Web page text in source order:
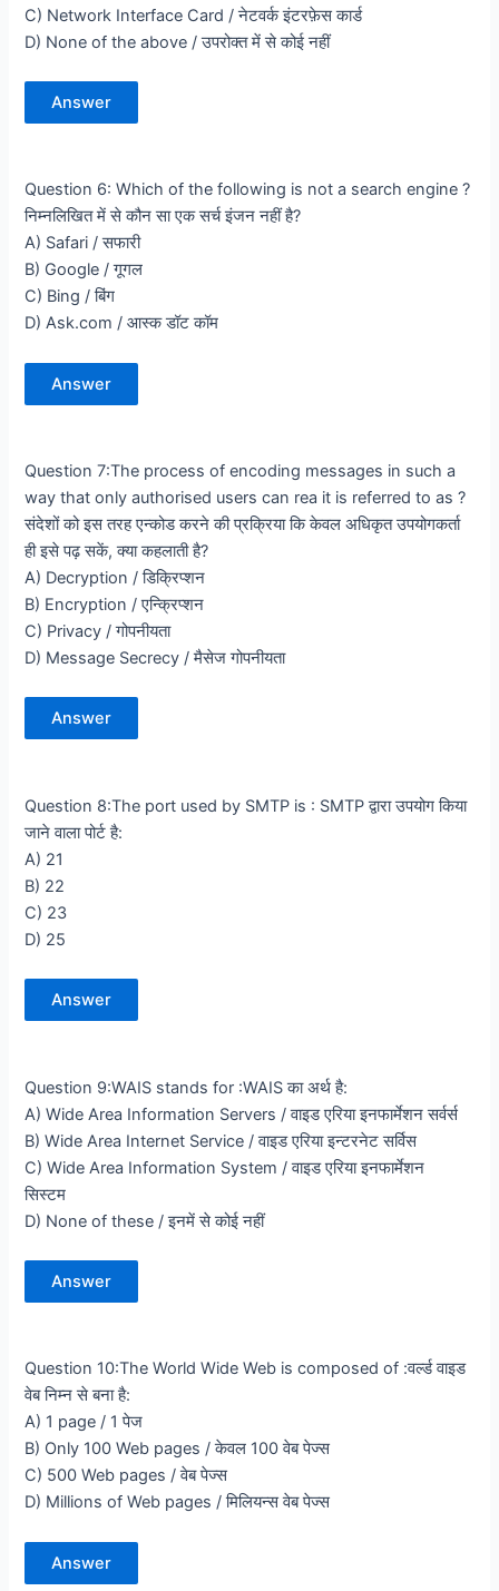
C) Network Interface Card / नेटवर्क इंटरफ़ेस कार्ड
D) None of the above / उपरोक्त में से कोई नहीं
Answer
Question 6: Which of the following is not a search engine ?
निम्नलिखित में से कौन सा एक सर्च इंजन नहीं है?
A) Safari / सफारी
B) Google / गूगल
C) Bing / बिंग
D) Ask.com / आस्क डॉट कॉम
Answer
Question 7:The process of encoding messages in such a
way that only authorised users can rea it is referred to as ?
संदेशों को इस तरह एन्कोड करने की प्रक्रिया कि केवल अधिकृत उपयोगकर्ता
ही इसे पढ़ सकें, क्या कहलाती है?
A) Decryption / डिक्रिप्शन
B) Encryption / एन्क्रिप्शन
C) Privacy / गोपनीयता
D) Message Secrecy / मैसेज गोपनीयता
Answer
Question 8:The port used by SMTP is : SMTP द्वारा उपयोग किया
जाने वाला पोर्ट है:
A) 21
B) 22
C) 23
D) 25
Answer
Question 9:WAIS stands for :WAIS का अर्थ है:
A) Wide Area Information Servers / वाइड एरिया इनफार्मेशन सर्वर्स
B) Wide Area Internet Service / वाइड एरिया इन्टरनेट सर्विस
C) Wide Area Information System / वाइड एरिया इनफार्मेशन
सिस्टम
D) None of these / इनमें से कोई नहीं
Answer
Question 10:The World Wide Web is composed of :वर्ल्ड वाइड
वेब निम्न से बना है:
A) 1 page / 1 पेज
B) Only 100 Web pages / केवल 100 वेब पेज्स
C) 500 Web pages / वेब पेज्स
D) Millions of Web pages / मिलियन्स वेब पेज्स
Answer